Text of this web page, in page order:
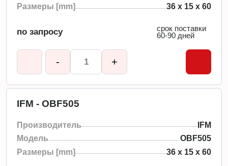
Размеры [mm]
36 x 15 x 60
по запросу
срок поставки
60-90 дней
- +
IFM - OBF505
Производитель
IFM
Модель
OBF505
Размеры [mm]
36 x 15 x 60